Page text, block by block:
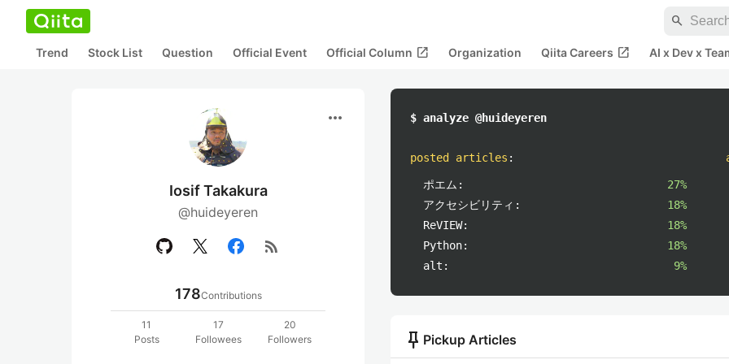
search
Trend Stock List Question Official Event Official Column open_in_new Organization Qiita Careers open_in_new AI x Dev x
more_horiz
Iosif Takakura
@huideyeren
rss_feed
178Contributions
11
Posts
17
Followees
20
Followers
$ analyze @huideyeren
posted articles :
ポエム:
27%
アクセシビリティ:
18%
ReVIEW:
18%
Python:
18%
alt:
9%
push_pin Pickup Articles